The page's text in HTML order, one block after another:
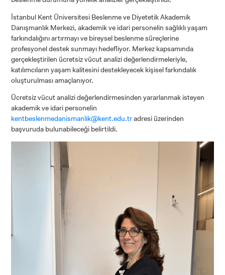
İstanbul Kent Üniversitesi Beslenme ve Diyetetik Akademik
Danışmanlık Merkezi, akademik ve idari personelin sağlıklı yaşam
farkındalığını artırmayı ve bireysel beslenme süreçlerine
profesyonel destek sunmayı hedefliyor. Merkez kapsamında
gerçekleştirilen ücretsiz vücut analizi değerlendirmeleriyle,
katılımcıların yaşam kalitesini destekleyecek kişisel farkındalık
oluşturulması amaçlanıyor.
Ücretsiz vücut analizi değerlendirmesinden yararlanmak isteyen
akademik ve idari personelin
kentbeslenmedanismanlik@kent.edu.tradresi üzerinden
başvuruda bulunabileceği belirtildi.